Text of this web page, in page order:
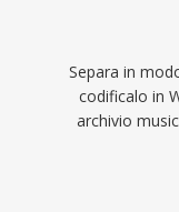
Separa in
codificalo in
archivio